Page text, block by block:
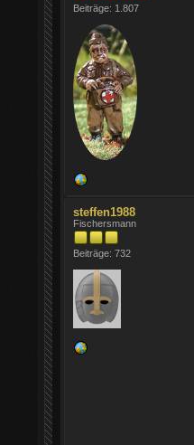
Beiträge: 1.807
steffen1988
Fischersmann
Beiträge: 732